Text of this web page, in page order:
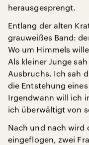
herausgesprengt.
Entlang der alten
grauweißes Band:
Wo um Himmels
Als kleiner Junge
Ausbruchs. Ich sah
die Entstehung
Irgendwann will ich
ich überwältigt von
Nach und nach wird
eingeflogen, zwei